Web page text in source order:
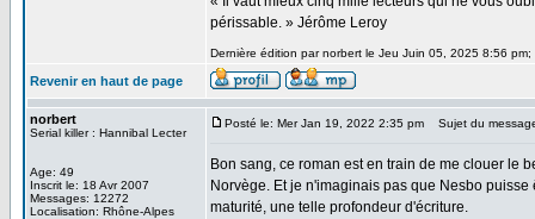
périssable. » Jérôme Leroy
Dernière édition par norbert le Jeu Juin 05, 2025 8:56 pm;
Revenir en haut de page
norbert
Serial killer : Hannibal Lecter
Age: 49
Inscrit le: 18 Avr 2007
Messages: 12272
Localisation: Rhône-Alpes
Posté le: Mer Jan 19, 2022 2:35 pm Sujet du
Bon sang, ce roman est en train de me clouer le
Norvège. Et je n'imaginais pas que Nesbo
maturité, une telle profondeur d'écriture.